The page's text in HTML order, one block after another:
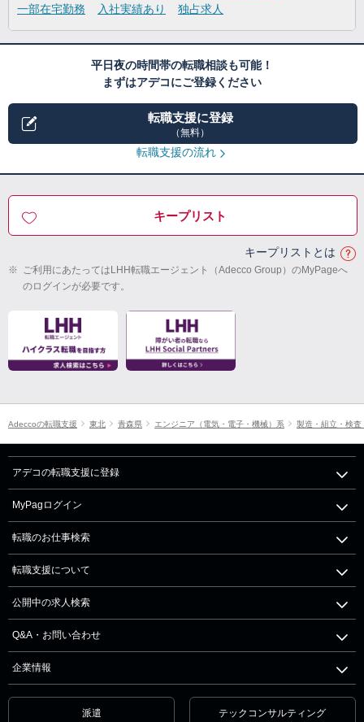
一部在宅勤務
入社実績あり 独占求人
平日夜の時間帯の転職相談も可能！
まずはアデコにご登録ください
転職支援に登録
（無料）
転職支援の流れ
キープリスト
キープリストとは
※ ご利用にあたってはLHH転職エージェント（Adecco Group）のMyPageへ
のログインが必要です。
Adeccoの転職支援 東北 青森県 エンジニア（電気・電子・機械）系 製造・組立・検査
アデコの転職支援に登録
MyPagログイン
転職のお仕事検索
転職支援について
公開中の求人検索
Q&A・お問い合わせ
企業情報
派遣 テックコンサルティング